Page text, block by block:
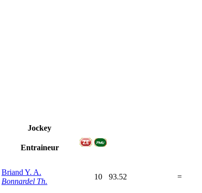
Jockey
Entraineur
Briand Y. A.
Bonnardel Th.
10 93.52 =